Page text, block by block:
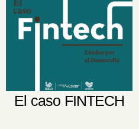
El caso FINTECH